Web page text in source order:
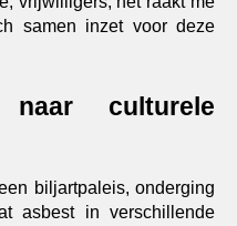
samen inzet voor deze
naar culturele
biljartpaleis, onderging
asbest in verschillende